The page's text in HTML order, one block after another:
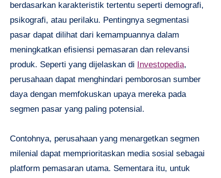
berdasarkan karakteristik tertentu seperti demografi,
psikografi, atau perilaku. Pentingnya segmentasi
pasar dapat dilihat dari kemampuannya dalam
meningkatkan efisiensi pemasaran dan relevansi
produk. Seperti yang dijelaskan di Investopedia,
perusahaan dapat menghindari pemborosan sumber
daya dengan memfokuskan upaya mereka pada
segmen pasar yang paling potensial.
Contohnya, perusahaan yang menargetkan segmen
milenial dapat memprioritaskan media sosial sebagai
platform pemasaran utama. Sementara itu, untuk